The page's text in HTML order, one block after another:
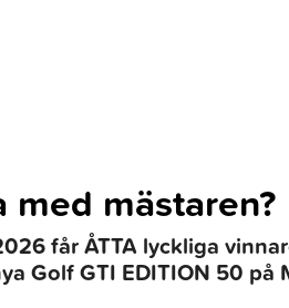
mästaren?
får ÅTTA lyckliga
Golf GTI EDITION 50 på